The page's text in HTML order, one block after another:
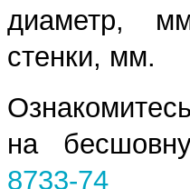
диаметр,
стенки, мм.
на
8733-74